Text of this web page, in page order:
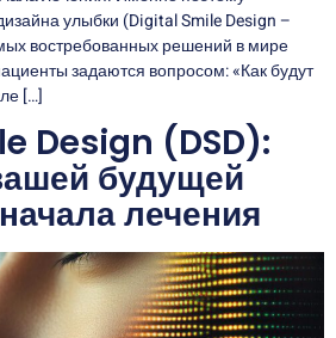
улыбки (Digital Smile Design –
востребованных решений в мире
задаются вопросом: «Как будут
[…]
Design (DSD):
будущей
лечения